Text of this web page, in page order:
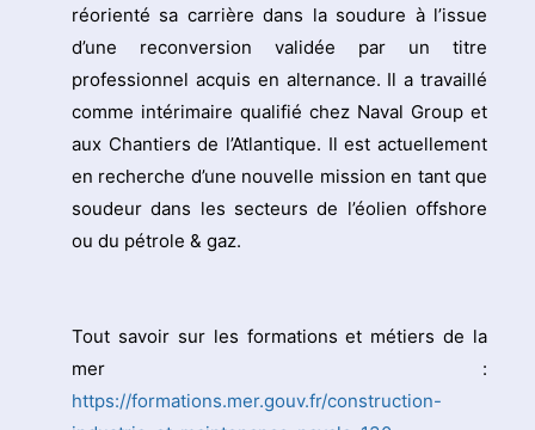
réorienté sa carrière dans la soudure à l’issue
d’une reconversion validée par un titre
professionnel acquis en alternance. Il a travaillé
comme intérimaire qualifié chez Naval Group et
aux Chantiers de l’Atlantique. Il est actuellement
en recherche d’une nouvelle mission en tant que
soudeur dans les secteurs de l’éolien offshore
ou du pétrole & gaz.
Tout savoir sur les formations et métiers de la
mer :
https://formations.mer.gouv.fr/construction-